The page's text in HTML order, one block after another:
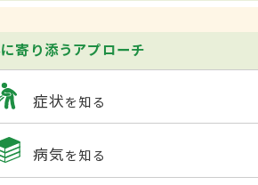
寄り添うアプローチ
症状を知る
病気を知る